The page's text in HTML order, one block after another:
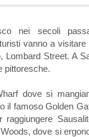
nei secoli
vanno a visitare
Lombard Street. A
pittoresche.
dove si
il famoso Golden
dove si